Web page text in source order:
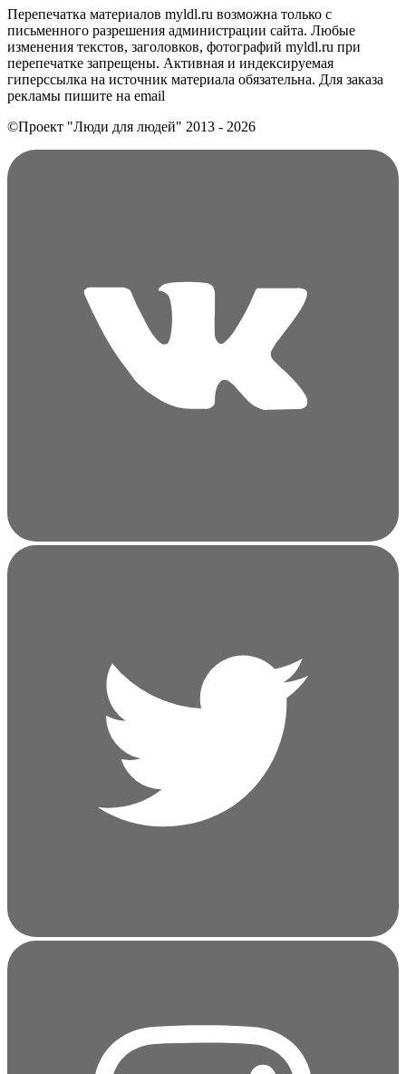
Перепечатка материалов myldl.ru возможна только с
письменного разрешения администрации сайта. Любые
изменения текстов, заголовков, фотографий myldl.ru при
перепечатке запрещены. Активная и индексируемая
гиперссылка на источник материала обязательна. Для заказа
рекламы пишите на еmail
©Проект "Люди для людей" 2013 - 2026